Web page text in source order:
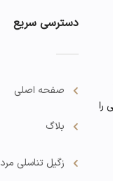
را
دسترسی سریع
صفحه اصلی
بلاگ
زگیل تناسلی